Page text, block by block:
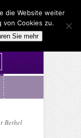
Bethel
die Website weiter
von Cookies zu.
Sie mehr